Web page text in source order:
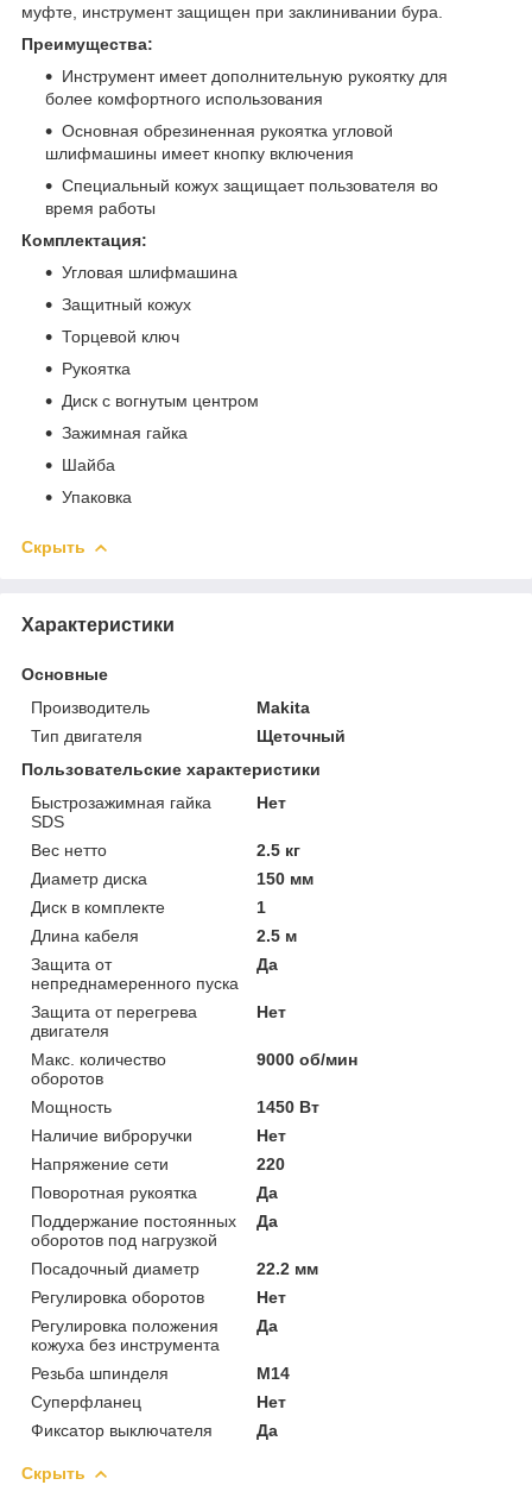
муфте, инструмент защищен при заклинивании бура.
Преимущества:
Инструмент имеет дополнительную рукоятку для
более комфортного использования
Основная обрезиненная рукоятка угловой
шлифмашины имеет кнопку включения
Специальный кожух защищает пользователя во
время работы
Комплектация:
Угловая шлифмашина
Защитный кожух
Торцевой ключ
Рукоятка
Диск с вогнутым центром
Зажимная гайка
Шайба
Упаковка
Скрыть
Характеристики
Основные
Производитель
Makita
Тип двигателя
Щеточный
Пользовательские характеристики
Быстрозажимная гайка
SDS
Нет
Вес нетто
2.5 кг
Диаметр диска
150 мм
Диск в комплекте
1
Длина кабеля
2.5 м
Защита от
непреднамеренного пуска
Да
Защита от перегрева
двигателя
Нет
Макс. количество
оборотов
9000 об/мин
Мощность
1450 Вт
Наличие виброручки
Нет
Напряжение сети
220
Поворотная рукоятка
Да
Поддержание постоянных
оборотов под нагрузкой
Да
Посадочный диаметр
22.2 мм
Регулировка оборотов
Нет
Регулировка положения
кожуха без инструмента
Да
Резьба шпинделя
M14
Суперфланец
Нет
Фиксатор выключателя
Да
Скрыть